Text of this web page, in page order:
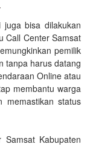
juga bisa dilakukan
Call Center Samsat
pemilik
tanpa harus datang
Online atau
membantu warga
memastikan status
Kabupaten